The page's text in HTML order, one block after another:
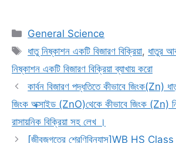
Categories
General Science
Tags
ধাতু নিষ্কাশন একটি বিজারণ বিক্রিয়া, ধাতুর
নিষ্কাশন একটি বিজারণ বিক্রিয়া ব্যাখায় করো
কার্বন বিজারণ পদ্ধতিতে কীভাবে জিংক(Zn)
জিংক অক্সাইড (ZnO)থেকে কীভাবে জিংক (Zn)
রাসায়নিক বিক্রিয়া সহ লেখ ।
[জীবজগতের শ্রেণিবিন্যাস]WB HS